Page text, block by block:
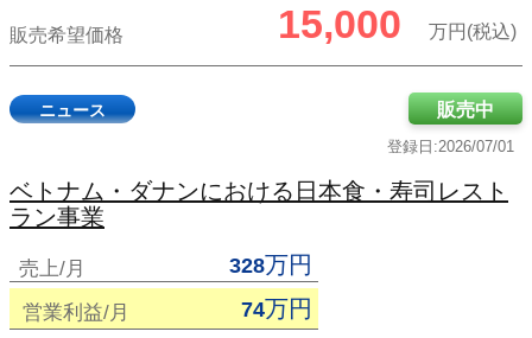
販売希望価格 15,000 万円(税込)
ニュース
登録日:2026/07/01
販売中
ベトナム・ダナンにおける日本食・寿司レスト
ラン事業
売上/月 328万円
営業利益/月 74万円